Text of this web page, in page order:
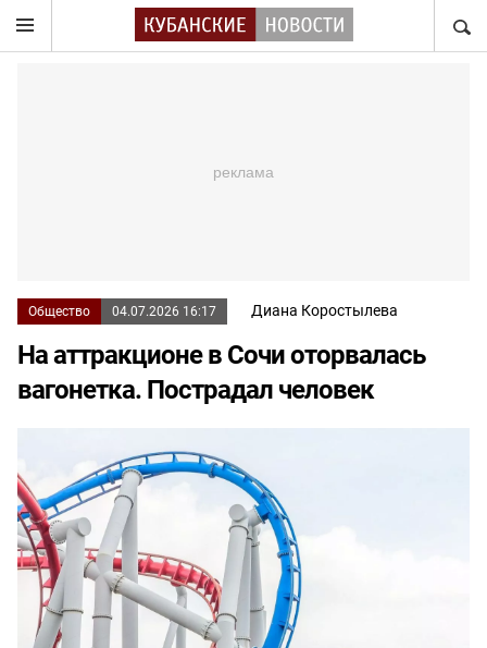
Общество 04.07.2026 16:17 Диана Коростылева
На аттракционе в Сочи оторвалась
вагонетка. Пострадал человек